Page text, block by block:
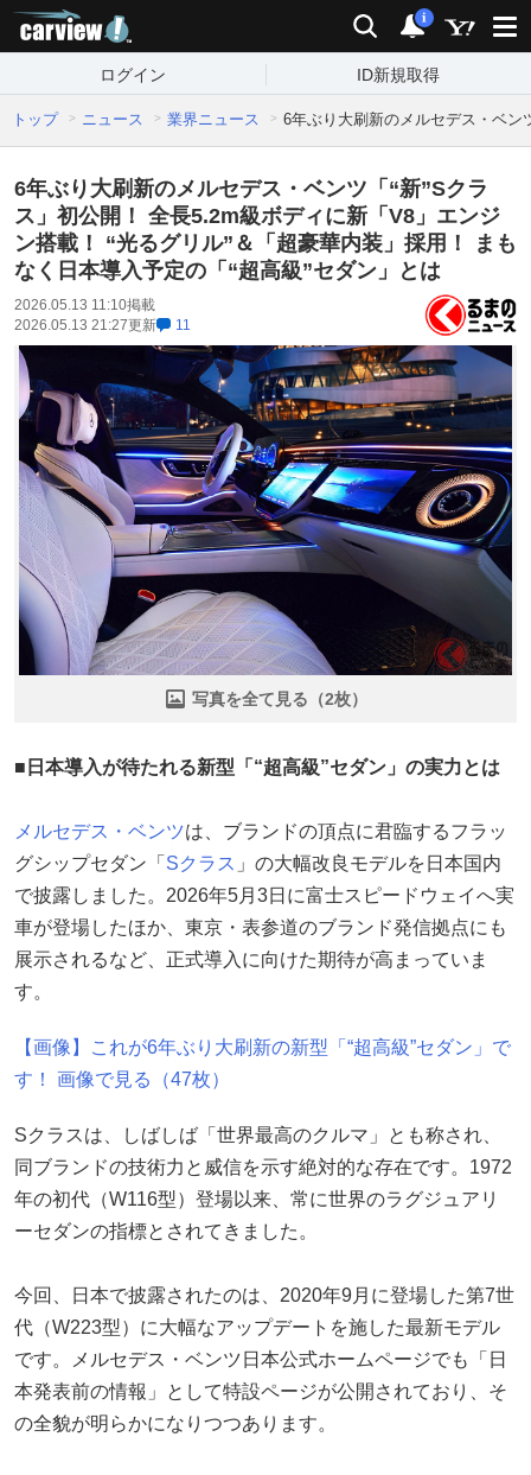
検索 通知
i
ログイン ID新規取得
トップ ニュース 業界ニュース 6年ぶり大刷新のメルセデス・ベン
6年ぶり大刷新のメルセデス・ベンツ「“新”Sクラ
ス」初公開！ 全長5.2m級ボディに新「V8」エンジ
ン搭載！ “光るグリル”＆「超豪華内装」採用！ まも
なく日本導入予定の「“超高級”セダン」とは
2026.05.13 11:10掲載
2026.05.13 21:27更新 11
写真を全て見る（2枚）
■日本導入が待たれる新型「“超高級”セダン」の実力とは
メルセデス・ベンツは、ブランドの頂点に君臨するフラッ
グシップセダン「 Sクラス 」の大幅改良モデルを日本国内
で披露しました。2026年5月3日に富士スピードウェイへ実
車が登場したほか、東京・表参道のブランド発信拠点にも
展示されるなど、正式導入に向けた期待が高まっていま
す。
【画像】これが6年ぶり大刷新の新型「“超高級”セダン」で
す！ 画像で見る（47枚）
Sクラスは、しばしば「世界最高のクルマ」とも称され、
同ブランドの技術力と威信を示す絶対的な存在です。1972
年の初代（W116型）登場以来、常に世界のラグジュアリ
ーセダンの指標とされてきました。
今回、日本で披露されたのは、2020年9月に登場した第7世
代（W223型）に大幅なアップデートを施した最新モデル
です。メルセデス・ベンツ日本公式ホームページでも「日
本発表前の情報」として特設ページが公開されており、そ
の全貌が明らかになりつつあります。